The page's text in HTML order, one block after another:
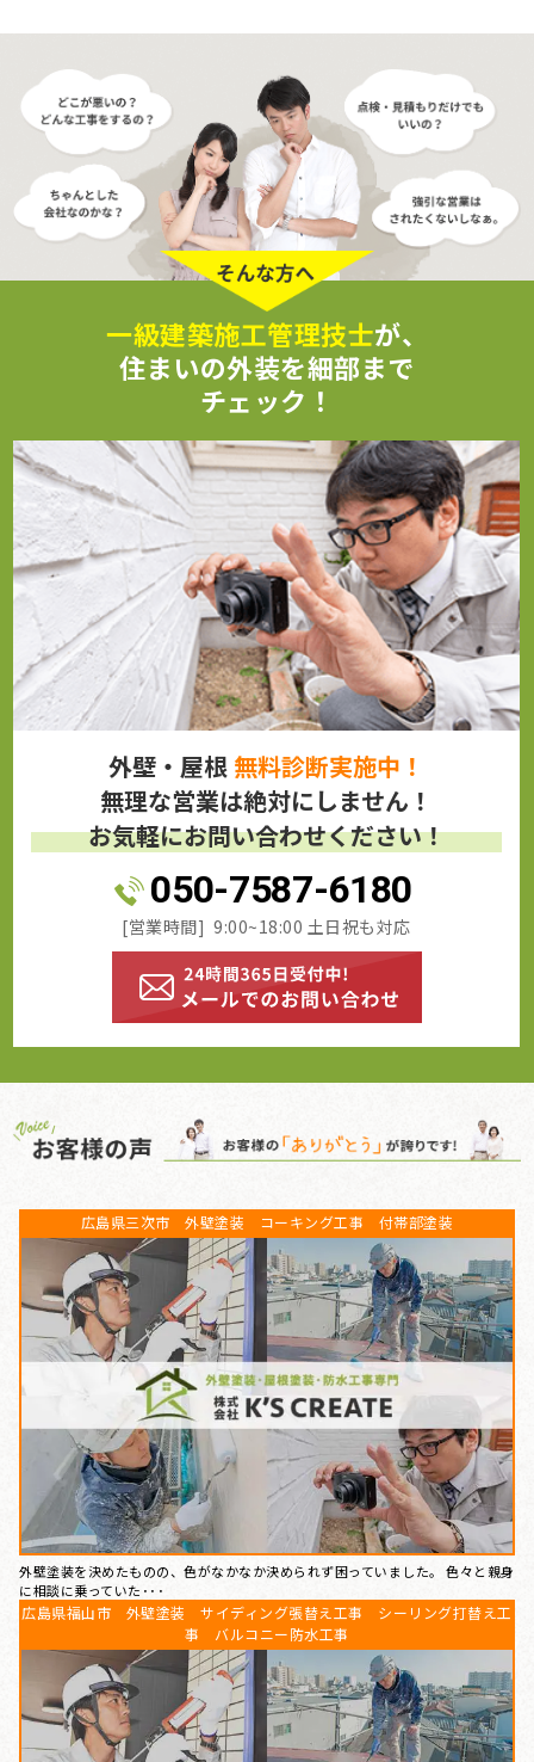
一級建築施工管理技士が、
住まいの外装を細部まで
チェック！
外壁・屋根 無料診断実施中！
無理な営業は絶対にしません！
お気軽にお問い合わせください！
050-7587-6180
[営業時間] 9:00~18:00 土日祝も対応
広島県三次市 外壁塗装 コーキング工事 付帯部塗装
外壁塗装を決めたものの、色がなかなか決められず困っていました。 色々と親身
に相談に乗っていた･･･
広島県福山市 外壁塗装 サイディング張替え工事 シーリング打替え工
事 バルコニー防水工事